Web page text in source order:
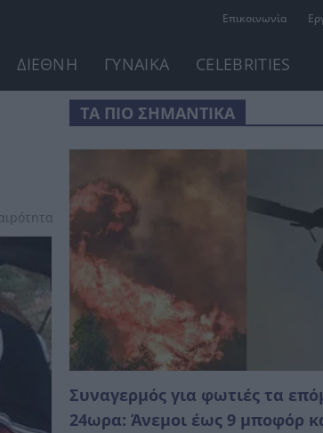
Επικοινωνία
ΔΙΕΘΝΗ ΓΥΝΑΙΚΑ CELEBRITIES
ΤΑ ΠΙΟ ΣΗΜΑΝΤΙΚΑ
Συναγερμός για φωτιές τα
24ωρα: Άνεμοι έως 9 μποφόρ